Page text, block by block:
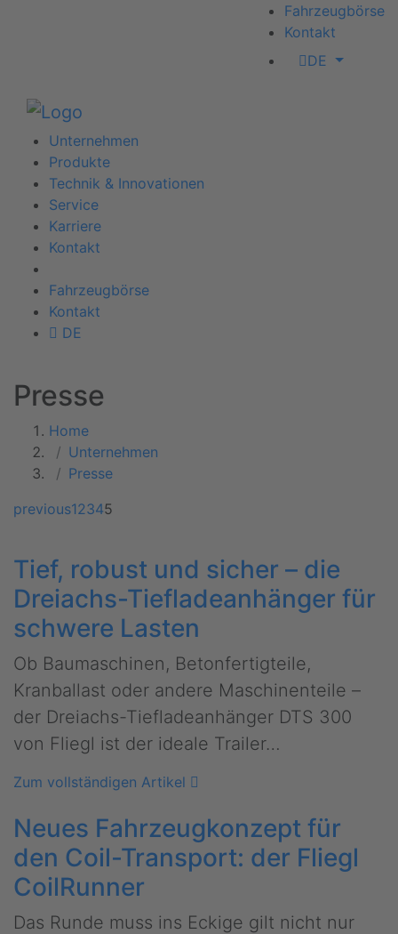
Fahrzeugbörse
Kontakt
DE
Unternehmen
Produkte
Technik & Innovationen
Service
Karriere
Kontakt
Fahrzeugbörse
Kontakt
DE
Presse
Home
Unternehmen
Presse
previous12345
Tief, robust und sicher – die
Dreiachs-Tiefladeanhänger für
schwere Lasten
Ob Baumaschinen, Betonfertigteile,
Kranballast oder andere Maschinenteile –
der Dreiachs-Tiefladeanhänger DTS 300
von Fliegl ist der ideale Trailer…
Zum vollständigen Artikel
Neues Fahrzeugkonzept für
den Coil-Transport: der Fliegl
CoilRunner
Das Runde muss ins Eckige gilt nicht nur